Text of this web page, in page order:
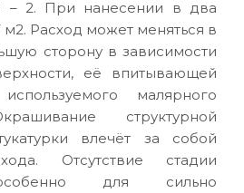
– 2. При нанесении в два
м2. Расход может меняться в
сторону в зависимости
её впитывающей
малярного
структурной
влечёт за собой
Отсутствие стадии
для сильно